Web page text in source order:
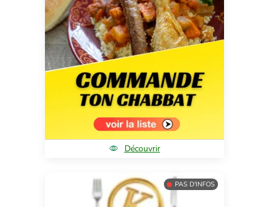
Découvrir
PAS D'INFOS